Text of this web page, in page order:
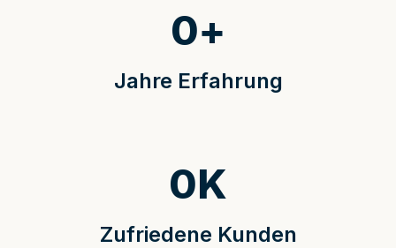
Jahre Erfahrung
0+
Zufriedene Kunden
0K